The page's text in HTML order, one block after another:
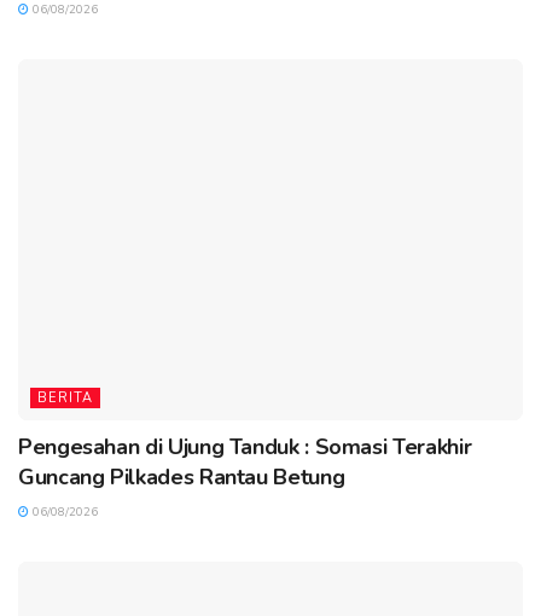
06/08/2026
BERITA
Pengesahan di Ujung Tanduk : Somasi Terakhir
Guncang Pilkades Rantau Betung
06/08/2026